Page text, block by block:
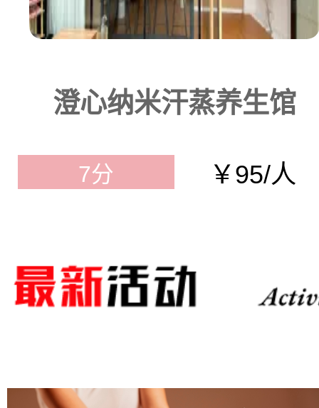
澄心纳米汗蒸养生馆
7分 ￥95/人